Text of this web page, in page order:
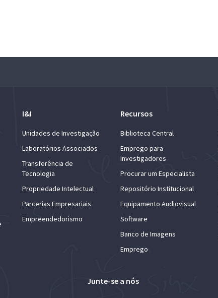
I&I
Unidades de Investigação
Laboratórios Associados
Transferência de
Tecnologia
Propriedade Intelectual
Parcerias Empresariais
Empreendedorismo
Recursos
Biblioteca Central
Emprego para
Investigadores
Procurar um Especialista
Repositório Institucional
Equipamento Audiovisual
Software
Banco de Imagens
Emprego
Junte-se a nós